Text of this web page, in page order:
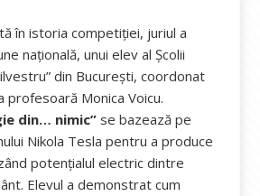
în istoria competiției, juriul a
națională, unui elev al Școlii
din București, coordonat
profesoară Monica Voicu.
din… nimic” se bazează pe
Nikola Tesla pentru a produce
potențialul electric dintre
Elevul a demonstrat cum